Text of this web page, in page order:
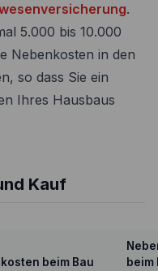
.
5.000 bis 10.000
Nebenkosten in den
so dass Sie ein
Ihres Hausbaus
Kauf
beim Bau
beim